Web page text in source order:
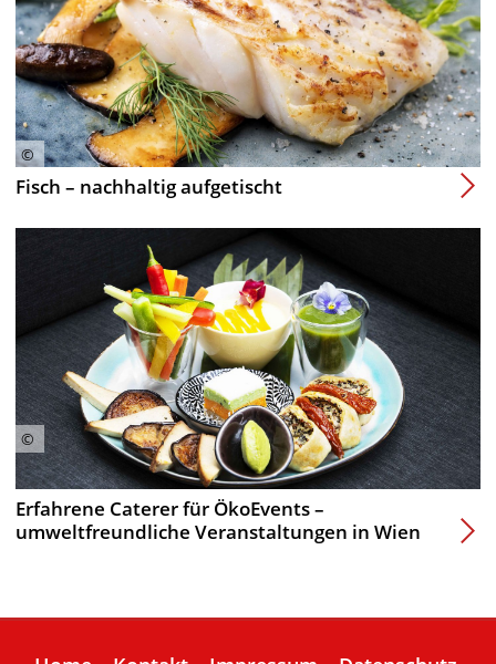
Fisch – nachhaltig aufgetischt
Erfahrene Caterer für ÖkoEvents –
umweltfreundliche Veranstaltungen in Wien